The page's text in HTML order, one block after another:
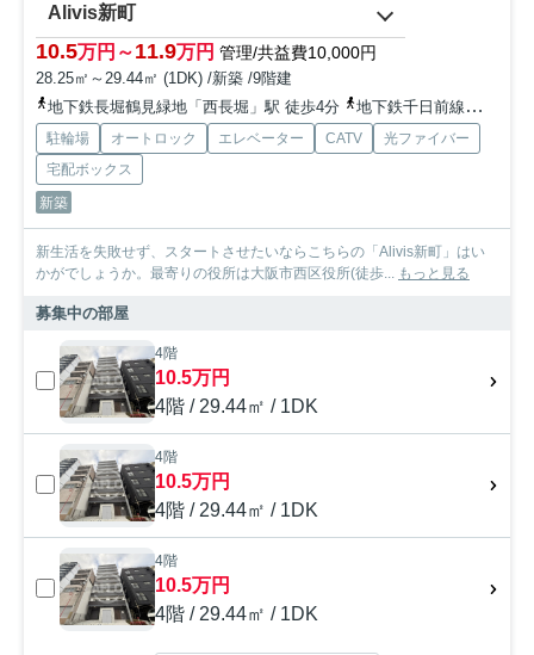
Alivis新町
10.5万円～11.9万円 管理/共益費10,000円
28.25㎡～29.44㎡ (1DK) /新築 /9階建
地下鉄長堀鶴見緑地「西長堀」駅 徒歩4分
地下鉄千日前線「阿波座」駅 徒歩8分
駐輪場 オートロック エレベーター CATV
光ファイバー
宅配ボックス
新築
新生活を失敗せず、スタートさせたいならこちらの「Alivis新町」はい
かがでしょうか。最寄りの役所は大阪市西区役所(徒歩... もっと見る
募集中の部屋
4階
10.5万円
4階 / 29.44㎡ / 1DK
4階
10.5万円
4階 / 29.44㎡ / 1DK
4階
10.5万円
4階 / 29.44㎡ / 1DK